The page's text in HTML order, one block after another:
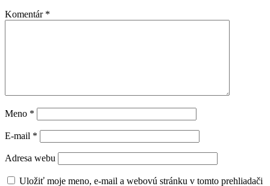
Komentár *
Meno *
E-mail *
Adresa webu
Uložiť moje meno, e-mail a webovú stránku v tomto prehliadači